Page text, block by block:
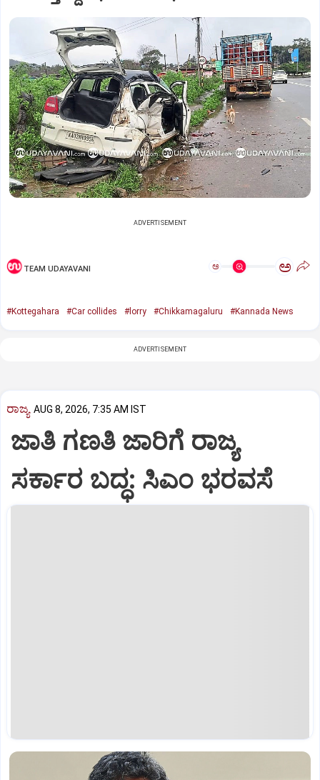
ADVERTISEMENT
TEAM UDAYAVANI ಅ ಅ
#Kottegahara #Car collides #lorry #Chikkamagaluru #Kannada News
ADVERTISEMENT
ರಾಜ್ಯ AUG 8, 2026, 7:35 AM IST
ಜಾತಿ ಗಣತಿ ಜಾರಿಗೆ ರಾಜ್ಯ
ಸರ್ಕಾರ ಬದ್ಧ: ಸಿಎಂ ಭರವಸೆ